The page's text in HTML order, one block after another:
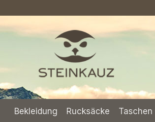
Bekleidung Rucksäcke Taschen